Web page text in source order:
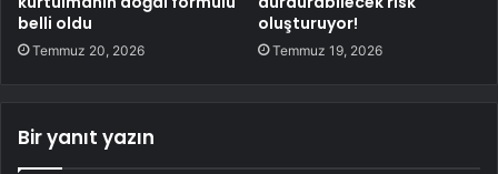
belli oldu
Temmuz 20, 2026
oluşturuyor!
Temmuz 19, 2026
Bir yanıt yazın